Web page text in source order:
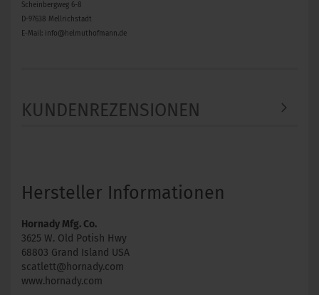
Scheinbergweg 6-8
D-97638 Mellrichstadt
E-Mail: info@helmuthofmann.de
KUNDENREZENSIONEN
Hersteller Informationen
Hornady Mfg. Co.
3625 W. Old Potish Hwy
68803 Grand Island USA
scatlett@hornady.com
www.hornady.com